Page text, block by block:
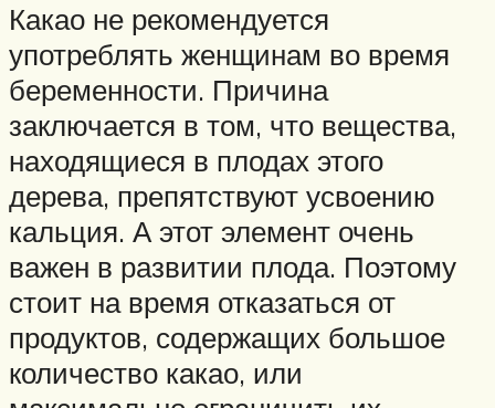
Какао не рекомендуется
употреблять женщинам во время
беременности. Причина
заключается в том, что вещества,
находящиеся в плодах этого
дерева, препятствуют усвоению
кальция. А этот элемент очень
важен в развитии плода. Поэтому
стоит на время отказаться от
продуктов, содержащих большое
количество какао, или